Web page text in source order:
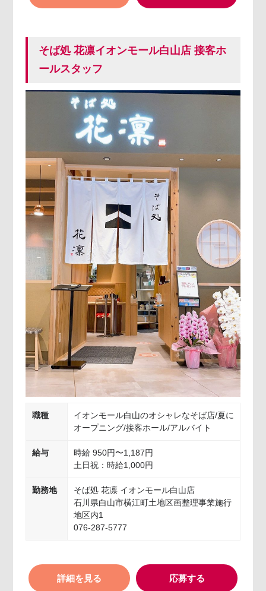
そば処 花凛イオンモール白山店 接客ホ
ールスタッフ
職種
イオンモール白山のオシャレなそば店/夏に
オープニング/接客ホール/アルバイト
給与
時給 950円〜1,187円
土日祝：時給1,000円
勤務地
そば処 花凛 イオンモール白山店
石川県白山市横江町土地区画整理事業施行
地区内1
076-287-5777
詳細を見る 応募する